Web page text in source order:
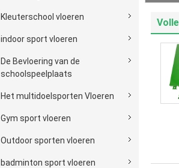
Kleuterschool vloeren
indoor sport vloeren
De Bevloering van de
schoolspeelplaats
Het multidoelsporten Vloeren
Gym sport vloeren
Outdoor sporten vloeren
badminton sport vloeren